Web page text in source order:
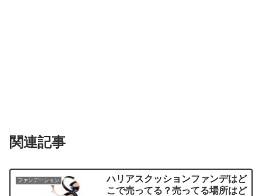
関連記事
ファンデーション
ハリアスクッションファンデはど
こで売ってる？売ってる場所はど